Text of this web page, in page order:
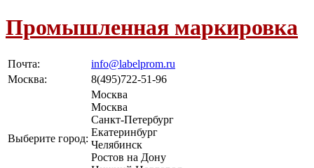
Промышленная маркировка
Почта:
info@labelprom.ru
Москва: 8(495)722-51-96
Выберите город:
Москва
Москва
Санкт-Петербург
Екатеринбург
Челябинск
Ростов на Дону